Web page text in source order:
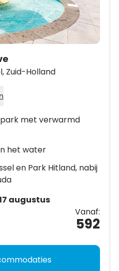
Zuid-Holland
met verwarmd
het water
en Park Hitland, nabij
augustus
Vanaf:
592